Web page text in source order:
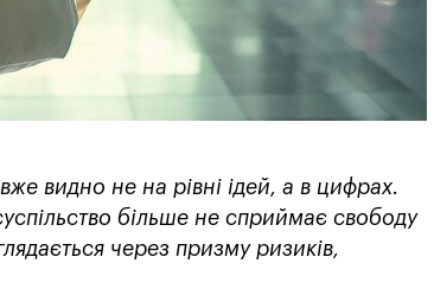
видно не на рівні ідей, а в цифрах.
більше не сприймає свободу
через призму ризиків,